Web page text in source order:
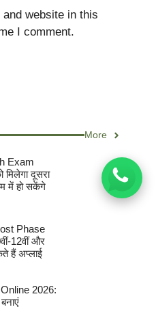
website in this
I comment.
More
Exam
मिलेगा दूसरा
में हो सकेंगे
Phase
12वीं और
हैं अप्लाई
2026: